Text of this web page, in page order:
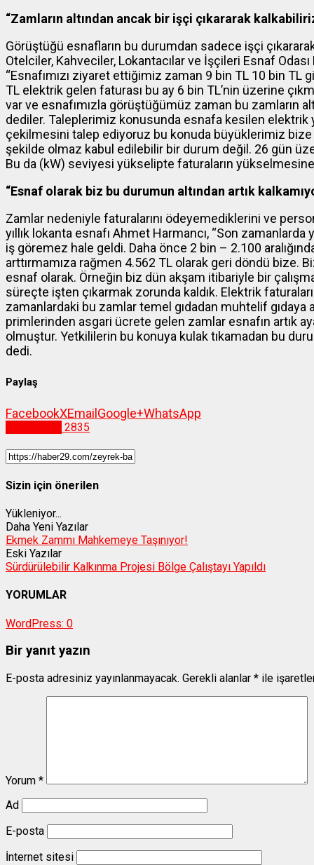
“Zamların altından ancak bir işçi çıkararak
Görüştüğü esnafların bu durumdan sadece işçi
Otelciler, Kahveciler, Lokantacılar ve İşçileri Esnaf
“Esnafımızı ziyaret ettiğimiz zaman 9 bin TL 10 bin TL
TL elektrik gelen faturası bu ay 6 bin TL’nin üzerine
var ve esnafımızla görüştüğümüz zaman bu zamların
dediler. Taleplerimiz konusunda esnafa kesilen elektrik
çekilmesini talep ediyoruz bu konuda büyüklerimiz
şekilde olmaz kabul edilebilir bir durum değil. 26 gün
Bu da (kW) seviyesi yükselipte faturaların
“Esnaf olarak biz bu durumun altından artık
Zamlar nedeniyle faturalarını ödeyemediklerini ve
yıllık lokanta esnafı Ahmet Harmancı, “Son zamanlarda
iş göremez hale geldi. Daha önce 2 bin – 2.100
arttırmamıza rağmen 4.562 TL olarak geri döndü bize.
esnaf olarak. Örneğin biz dün akşam itibariyle bir
süreçte işten çıkarmak zorunda kaldık. Elektrik faturaları
zamanlardaki bu zamlar temel gıdadan muhtelif gıdaya
primlerinden asgari ücrete gelen zamlar esnafın artık
olmuştur. Yetkililerin bu konuya kulak tıkamadan bu
dedi.
Paylaş
FacebookXEmail Google+WhatsApp
2835
Sizin için önerilen
Yükleniyor...
Daha Yeni Yazılar
Ekmek Zammı Mahkemeye Taşınıyor!
Eski Yazılar
Sürdürülebilir Kalkınma Projesi Bölge Çalıştayı Yapıldı
YORUMLAR
WordPress: 0
Bir yanıt yazın
E-posta adresiniz yayınlanmayacak. Gerekli alanlar * ile
Yorum *
Ad
E-posta
İnternet sitesi